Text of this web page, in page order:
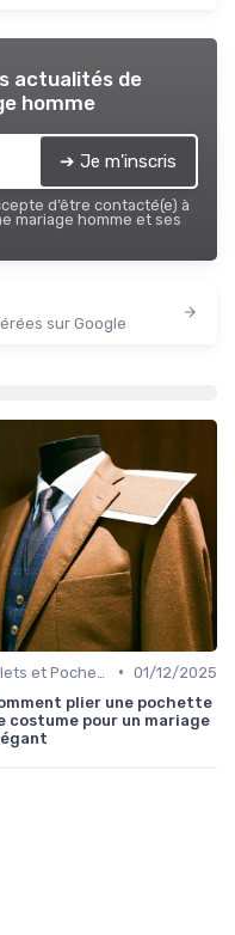
actualités de
homme
➔ Je m'inscris
d’être contacté(e) à
mariage homme et ses
sur Google
• 01/12/2025
plier une pochette
costume pour un mariage